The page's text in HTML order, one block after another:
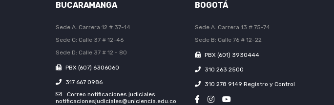
BUCARAMANGA
Sede A: Carrera 12 # 37-14
Sede C: Calle 37 # 12-46
Sede D: Calle 37 # 12 - 80
PBX (607) 6306060
317 667 0986
Correo notificaciones judiciales:
notificacionesjudiciales@uniciencia.edu.co
BOGOTÁ
Sede A: Carrera 13 # 75-74
Sede B: Calle 76 # 12-22
PBX (601) 3930444
310 263 2500
310 278 9149 Registro y Control